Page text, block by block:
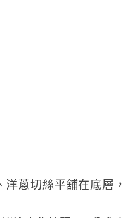
蔥切絲平舖在底層，